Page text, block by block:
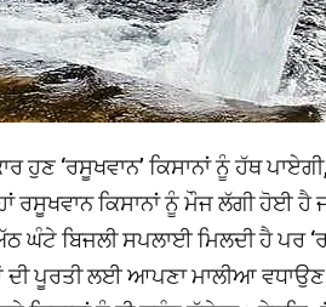
ਹੁਣ ‘ਰਸੂਖਵਾਨ’ ਕਿਸਾਨਾਂ ਨੂੰ ਹੱਥ
ਕਿਸਾਨਾਂ ਨੂੰ ਮੌਜ ਲੱਗੀ ਹੋਈ ਹੈ
ਬਿਜਲੀ ਸਪਲਾਈ ਮਿਲਦੀ ਹੈ ਪਰ
ਪੂਰਤੀ ਲਈ ਆਪਣਾ ਮਾਲੀਆ ਵਧਾਉਣ